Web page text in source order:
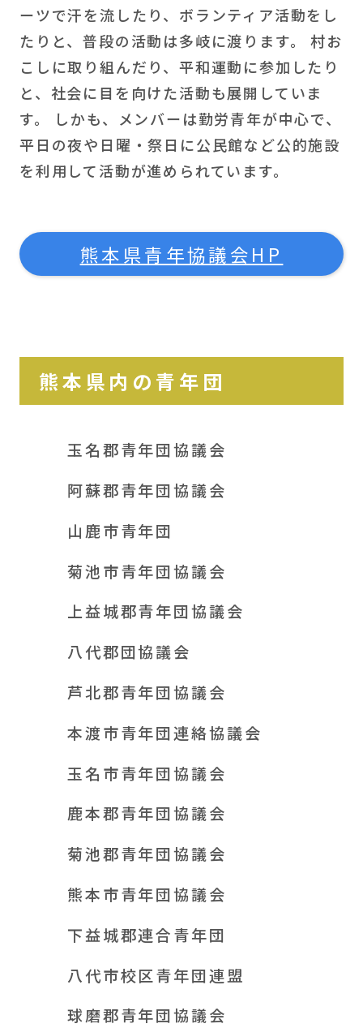
ーツで汗を流したり、ボランティア活動をし
たりと、普段の活動は多岐に渡ります。 村お
こしに取り組んだり、平和運動に参加したり
と、社会に目を向けた活動も展開していま
す。 しかも、メンバーは勤労青年が中心で、
平日の夜や日曜・祭日に公民館など公的施設
を利用して活動が進められています。
熊本県青年協議会HP
熊本県内の青年団
玉名郡青年団協議会
阿蘇郡青年団協議会
山鹿市青年団
菊池市青年団協議会
上益城郡青年団協議会
八代郡団協議会
芦北郡青年団協議会
本渡市青年団連絡協議会
玉名市青年団協議会
鹿本郡青年団協議会
菊池郡青年団協議会
熊本市青年団協議会
下益城郡連合青年団
八代市校区青年団連盟
球磨郡青年団協議会